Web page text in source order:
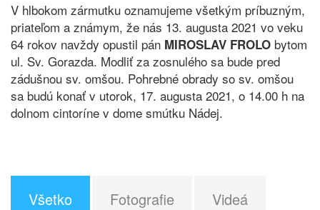
V hlbokom zármutku oznamujeme všetkým príbuzným,
priateľom a známym, že nás 13. augusta 2021 vo veku
64 rokov navždy opustil pán MIROSLAV FROLO bytom
ul. Sv. Gorazda. Modliť za zosnulého sa bude pred
zádušnou sv. omšou. Pohrebné obrady so sv. omšou
sa budú konať v utorok, 17. augusta 2021, o 14.00 h na
dolnom cintoríne v dome smútku Nádej.
Všetko Fotografie Videá